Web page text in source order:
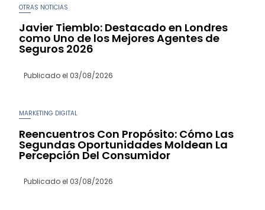
OTRAS NOTICIAS
Javier Tiemblo: Destacado en Londres
como Uno de los Mejores Agentes de
Seguros 2026
Publicado el 03/08/2026
MARKETING DIGITAL
Reencuentros Con Propósito: Cómo Las
Segundas Oportunidades Moldean La
Percepción Del Consumidor
Publicado el 03/08/2026